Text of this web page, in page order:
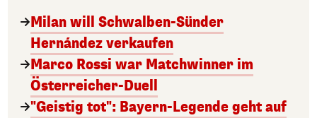
Milan will Schwalben-Sünder
Hernández verkaufen
Marco Rossi war Matchwinner im
Österreicher-Duell
"Geistig tot": Bayern-Legende geht auf